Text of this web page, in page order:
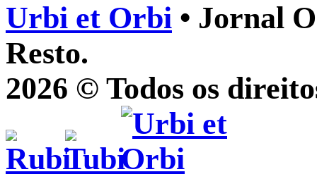
Urbi et Orbi • Jornal
Resto.
2026 © Todos os